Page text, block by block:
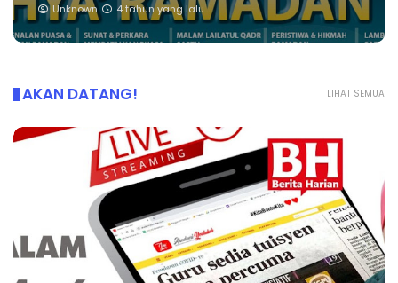
Unknown 4 tahun yang lalu
LIHAT SEMUA
AKAN DATANG!